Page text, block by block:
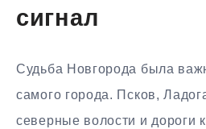
сигнал
Судьба Новгорода была
самого города. Псков,
северные волости и дороги